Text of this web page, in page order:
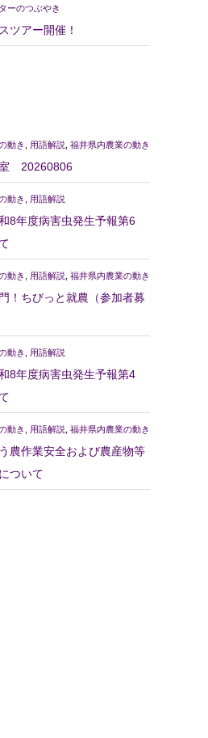
ーのつぶやき
ツアー開催！
動き 用語解説 福井県内農業の動き
室 20260806
動き 用語解説
8年度病害虫発生予報第6
動き 用語解説 福井県内農業の動き
！ちびっと就農（参加者募
動き 用語解説
8年度病害虫発生予報第4
動き 用語解説 福井県内農業の動き
農作業安全および農産物等
ついて